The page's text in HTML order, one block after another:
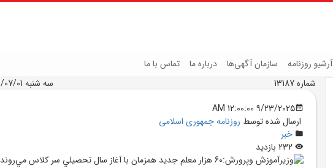
آرشیو روزنامه سازمان آگهی‌ها درباره ما تماس با ما
شماره 13187
سه شنبه 1404/07/01
9/23/2025 12:00:00 AM
ارسال شده توسط روزنامه جمهوری اسلامی
خبر